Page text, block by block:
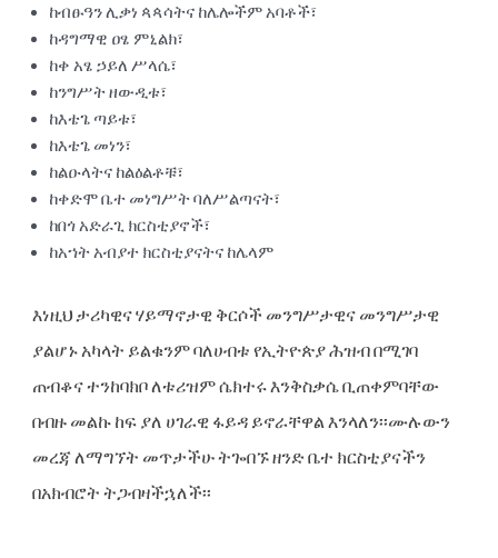
ከብፁዓን ሊቃነ ጳጳሳትና ከሌሎችም አባቶች፣
ከዳግማዊ ዐፄ ምኒልክ፣
ከቀ አፄ ኃይለ ሥላሴ፣
ከንግሥት ዘውዲቱ፣
ከእቴጌ ጣይቱ፣
ከእቴጌ መነን፣
ከልዑላትና ከልዕልቶቹ፣
ከቀድሞ ቤተ መነግሥት ባለሥልጣናት፣
ከበጎ አድራጊ ክርስቲያኖች፣
ከአኀት አብያተ ክርስቲያናትና ከሌላም
እነዚህ ታሪካዊና ሃይማኖታዊ ቅርሶች መንግሥታዊና መንግሥታዊ
ያልሆኑ አካላት ይልቁንም ባለሀብቱ የኢትዮጵያ ሕዝብ በሚገባ
ጠብቆና ተንከባክቦ ለቱሪዝም ሴክተሩ እንቅስቃሴ ቢጠቀምባቸው
በብዙ መልኩ ከፍ ያለ ሀገራዊ ፋይዳ ይኖራቸዋል እንላለን፡፡ሙሉውን
መረጃ ለማግኘት መጥታችሁ ትጐበኙ ዘንድ ቤተ ክርስቲያናችን
በአክብሮት ትጋብዛችኋለች፡፡